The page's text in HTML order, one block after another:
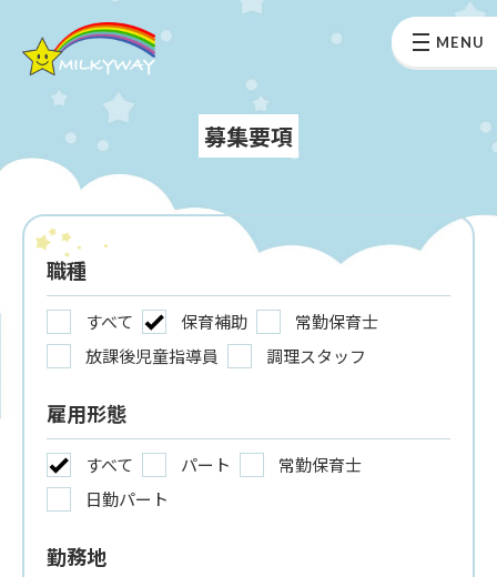
MENU
募集要項
職種
すべて 保育補助
常勤保育士
放課後児童指導員
調理スタッフ
雇用形態
すべて パート
常勤保育士
日勤パート
勤務地